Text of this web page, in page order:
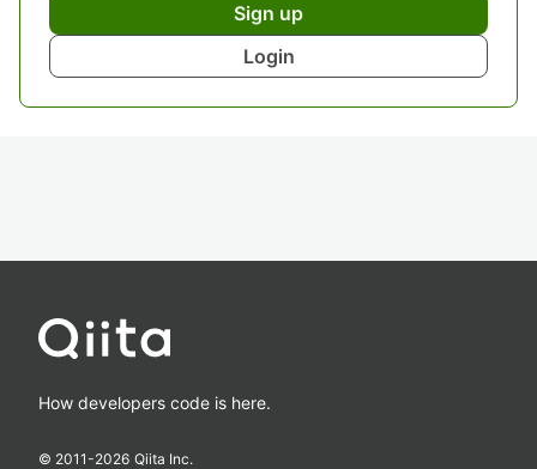
Sign up
Login
How developers code is here.
© 2011-2026 Qiita Inc.